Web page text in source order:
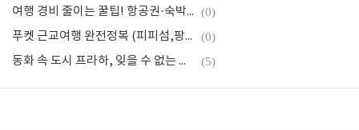
여행 경비 줄이는 꿀팁! 항공권·숙박비 스마트하게 아끼는 법 (0)
푸켓 근교여행 완전정복 (피피섬,팡아만,코랄섬) (0)
동화 속 도시 프라하, 잊을 수 없는 하루의 기록 (5)